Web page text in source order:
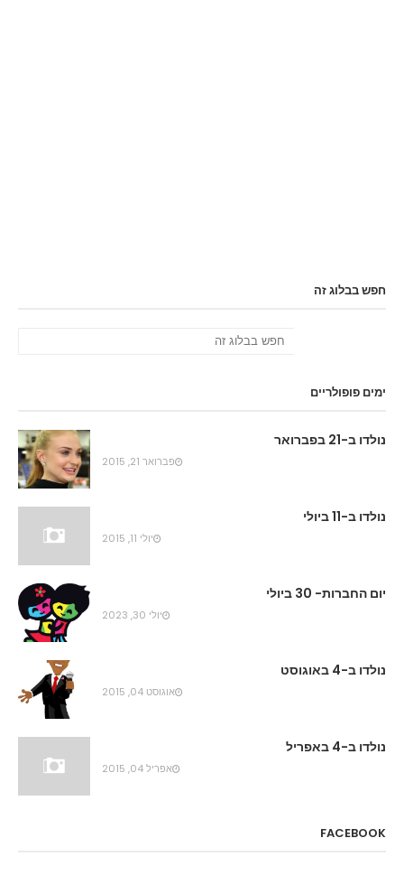
חפש בבלוג זה
ימים פופולריים
נולדו ב-21 בפברואר
פברואר 21, 2015
נולדו ב-11 ביולי
יולי 11, 2015
יום החברות- 30 ביולי
יולי 30, 2023
נולדו ב-4 באוגוסט
אוגוסט 04, 2015
נולדו ב-4 באפריל
אפריל 04, 2015
FACEBOOK